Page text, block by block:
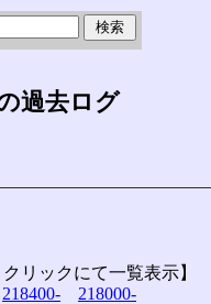
過去ログ
リックにて一覧表示】
218400-
218000-